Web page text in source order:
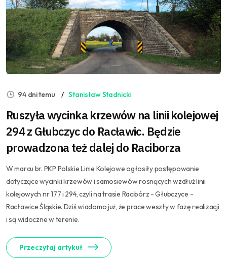
94 dni temu Stanisław Stadnicki
Ruszyła wycinka krzewów na linii kolejowej
294 z Głubczyc do Racławic. Będzie
prowadzona też dalej do Raciborza
W marcu br. PKP Polskie Linie Kolejowe ogłosiły postępowanie
dotyczące wycinki krzewów i samosiewów rosnących wzdłuż linii
kolejowych nr 177 i 294, czyli na trasie Racibórz - Głubczyce -
Racławice Śląskie. Dziś wiadomo już, że prace weszły w fazę realizacji
i są widoczne w terenie.
Przeczytaj artykuł